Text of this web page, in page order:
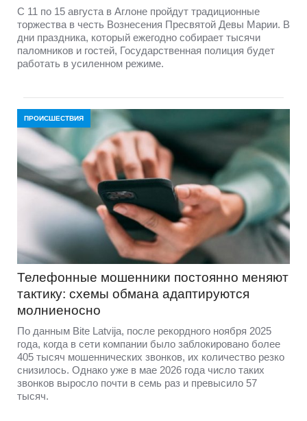
С 11 по 15 августа в Аглоне пройдут традиционные
торжества в честь Вознесения Пресвятой Девы Марии. В
дни праздника, который ежегодно собирает тысячи
паломников и гостей, Государственная полиция будет
работать в усиленном режиме.
ПРОИСШЕСТВИЯ
Телефонные мошенники постоянно меняют
тактику: схемы обмана адаптируются
молниеносно
По данным Bite Latvija, после рекордного ноября 2025
года, когда в сети компании было заблокировано более
405 тысяч мошеннических звонков, их количество резко
снизилось. Однако уже в мае 2026 года число таких
звонков выросло почти в семь раз и превысило 57
тысяч.